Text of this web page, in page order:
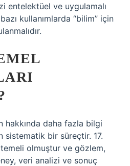
entelektüel ve uygulamalı
kullanımlarda “bilim” için
hakkında daha fazla bilgi
sistematik bir süreçtir. 17.
olmuştur ve gözlem,
veri analizi ve sonuç